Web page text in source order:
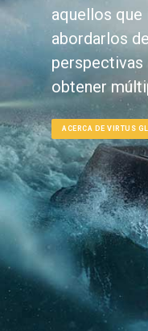
aquellos que
abordarlos
perspectivas
obtener
ACERCA DE VIRTUS